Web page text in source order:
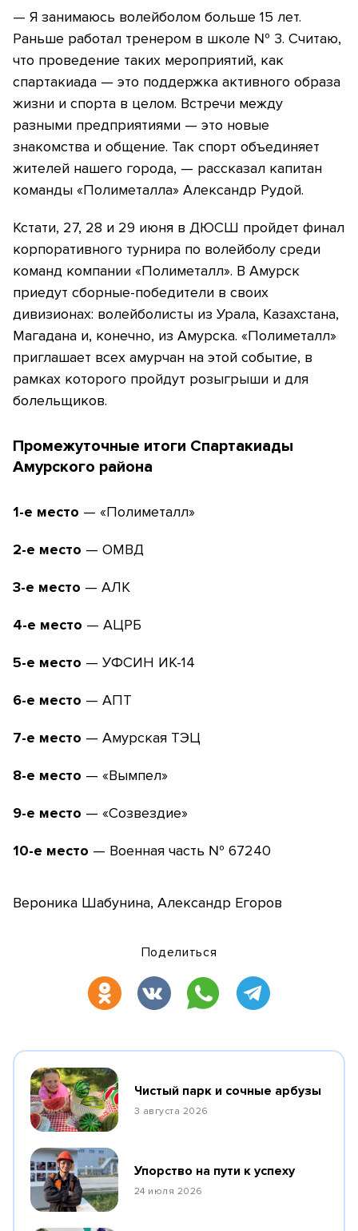
— Я занимаюсь волейболом больше 15 лет.
Раньше работал тренером в школе № 3. Считаю,
что проведение таких мероприятий, как
спартакиада — это поддержка активного образа
жизни и спорта в целом. Встречи между
разными предприятиями — это новые
знакомства и общение. Так спорт объединяет
жителей нашего города, — рассказал капитан
команды «Полиметалла» Александр Рудой.
Кстати, 27, 28 и 29 июня в ДЮСШ пройдет финал
корпоративного турнира по волейболу среди
команд компании «Полиметалл». В Амурск
приедут сборные-победители в своих
дивизионах: волейболисты из Урала, Казахстана,
Магадана и, конечно, из Амурска. «Полиметалл»
приглашает всех амурчан на этой событие, в
рамках которого пройдут розыгрыши и для
болельщиков.
Промежуточные итоги Спартакиады
Амурского района
1-е место — «Полиметалл»
2-е место — ОМВД
3-е место — АЛК
4-е место — АЦРБ
5-е место — УФСИН ИК-14
6-е место — АПТ
7-е место — Амурская ТЭЦ
8-е место — «Вымпел»
9-е место — «Созвездие»
10-е место — Военная часть № 67240
Вероника Шабунина, Александр Егоров
Поделиться
Чистый парк и сочные арбузы
3 августа 2026
Упорство на пути к успеху
24 июля 2026